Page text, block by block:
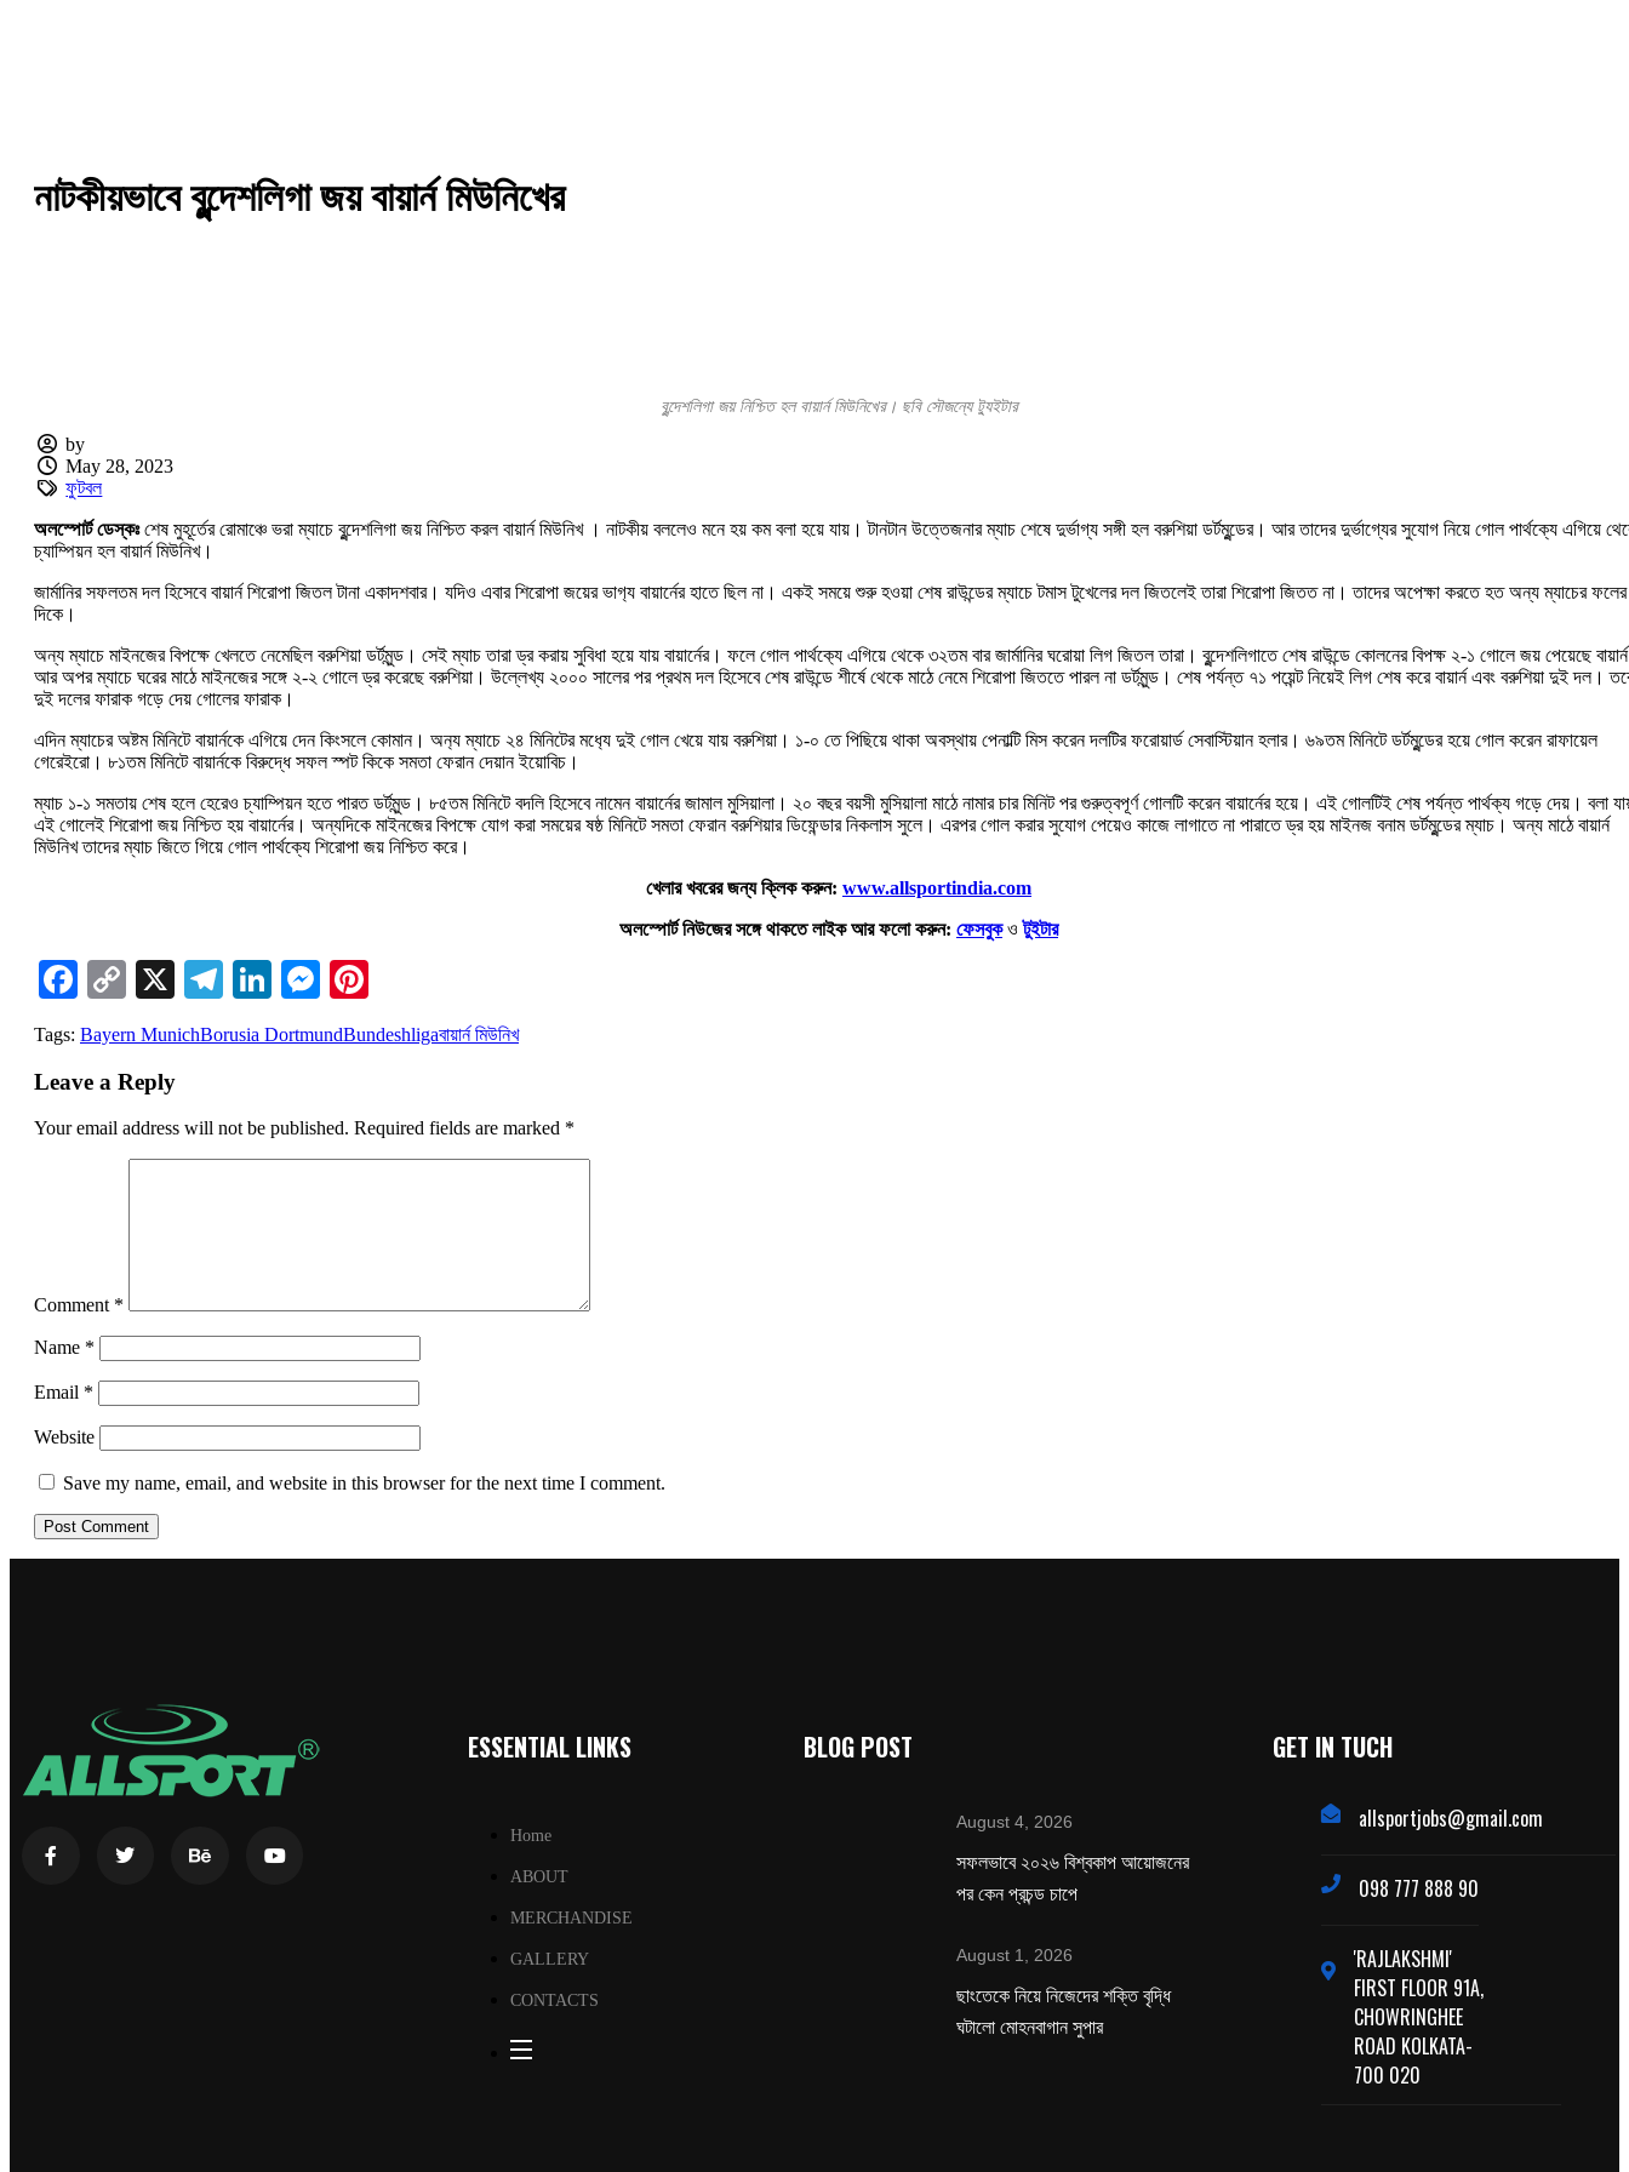
নাটকীয়ভাবে বুন্দেশলিগা জয় বায়ার্ন মিউনিখের
বুন্দেশলিগা জয় নিশ্চিত হল বায়ার্ন মিউনিখের। ছবি সৌজন্যে ট্যুইটার
by
May 28, 2023
ফুটবল
অলস্পোর্ট ডেস্কঃশেষ মুহূর্তের রোমাঞ্চে ভরা ম্যাচে বুন্দেশলিগা জয় নিশ্চিত করল বায়ার্ন মিউনিখ । নাটকীয় বললেও মনে হয় কম বলা হয়ে যায়। টানটান উত্তেজনার ম্যাচ শেষে দুর্ভাগ্য সঙ্গী হল বরুশিয়া ডর্টমুন্ডের। আর তাদের দুর্ভাগ্যের সুযোগ নিয়ে গোল পার্থক্যে এগিয়ে
চ্যাম্পিয়ন হল বায়ার্ন মিউনিখ।
জার্মানির সফলতম দল হিসেবে বায়ার্ন শিরোপা জিতল টানা একাদশবার। যদিও এবার শিরোপা জয়ের ভাগ‍্য বায়ার্নের হাতে ছিল না। একই সময়ে শুরু হওয়া শেষ রাউন্ডের ম্যাচে টমাস টুখেলের দল জিতলেই তারা শিরোপা জিতত না। তাদের অপেক্ষা করতে হত অন্য ম্যাচের ফলের
দিকে।
অন্য ম্যাচে মাইনজের বিপক্ষে খেলতে নেমেছিল বরুশিয়া ডর্টমুন্ড। সেই ম্যাচ তারা ড্র করায় সুবিধা হয়ে যায় বায়ার্নের। ফলে গোল পার্থক‍্যে এগিয়ে থেকে ৩২তম বার জার্মানির ঘরোয়া লিগ জিতল তারা। বুন্দেশলিগাতে শেষ রাউন্ডে কোলনের বিপক্ষ ২-১ গোলে জয় পেয়েছে
আর অপর ম্যাচে ঘরের মাঠে মাইনজের সঙ্গে ২-২ গোলে ড্র করেছে বরুশিয়া। উল্লেখ্য ২০০০ সালের পর প্রথম দল হিসেবে শেষ রাউন্ডে শীর্ষে থেকে মাঠে নেমে শিরোপা জিততে পারল না ডর্টমুন্ড। শেষ পর্যন্ত ৭১ পয়েন্ট নিয়েই লিগ শেষ করে বায়ার্ন এবং বরুশিয়া দুই দল।
দুই দলের ফারাক গড়ে দেয় গোলের ফারাক।
এদিন ম্যাচের অষ্টম মিনিটে বায়ার্নকে এগিয়ে দেন কিংসলে কোমান। অন‍্য ম্যাচে ২৪ মিনিটের মধ‍্যে দুই গোল খেয়ে যায় বরুশিয়া। ১-০ তে পিছিয়ে থাকা অবস্থায় পেনাল্টি মিস করেন দলটির ফরোয়ার্ড সেবাস্টিয়ান হলার। ৬৯তম মিনিটে ডর্টমুন্ডের হয়ে গোল করেন রাফায়েল
গেরেইরো। ৮১তম মিনিটে বায়ার্নকে বিরুদ্ধে সফল স্পট কিকে সমতা ফেরান দেয়ান ইয়োবিচ।
ম্যাচ ১-১ সমতায় শেষ হলে হেরেও চ্যাম্পিয়ন হতে পারত ডর্টমুন্ড। ৮৫তম মিনিটে বদলি হিসেবে নামেন বায়ার্নের জামাল মুসিয়ালা। ২০ বছর বয়সী মুসিয়ালা মাঠে নামার চার মিনিট পর গুরুত্বপূর্ণ গোলটি করেন বায়ার্নের হয়ে। এই গোলটিই শেষ পর্যন্ত পার্থক্য গড়ে দেয়। বলা
এই গোলেই শিরোপা জয় নিশ্চিত হয় বায়ার্নের। অন্যদিকে মাইনজের বিপক্ষে যোগ করা সময়ের ষষ্ঠ মিনিটে সমতা ফেরান বরুশিয়ার ডিফেন্ডার নিকলাস সুলে। এরপর গোল করার সুযোগ পেয়েও কাজে লাগাতে না পারাতে ড্র হয় মাইনজ বনাম ডর্টমুন্ডের ম্যাচ। অন্য মাঠে বায়ার্ন
মিউনিখ তাদের ম্যাচ জিতে গিয়ে গোল পার্থক্যে শিরোপা জয় নিশ্চিত করে।
খেলার খবরের জন্য ক্লিক করুন: www.allsportindia.com
অলস্পোর্ট নিউজের সঙ্গে থাকতে লাইক আর ফলো করুন: ফেসবুকওটুইটার
Facebook
Copy
Link
X Telegram
LinkedIn
Messenger
Tags: Bayern MunichBorusia DortmundBundeshligaবায়ার্ন মিউনিখ
Leave a Reply
Your email address will not be published. Required fields are marked *
Comment *
Name *
Email *
Website
Save my name, email, and website in this browser for the next time I comment.
ESSENTIAL LINKS
Home
ABOUT
MERCHANDISE
GALLERY
CONTACTS
BLOG POST
August 4, 2026
সফলভাবে ২০২৬ বিশ্বকাপ আয়োজনের
পর কেন প্রচন্ড চাপে
August 1, 2026
ছাংতেকে নিয়ে নিজেদের শক্তি বৃদ্ধি
ঘটালো মোহনবাগান সুপার
GET IN TUCH
allsportjobs@gmail.com
098 777 888 90
'RAJLAKSHMI'
FIRST FLOOR 91A,
CHOWRINGHEE
ROAD KOLKATA-
700 020